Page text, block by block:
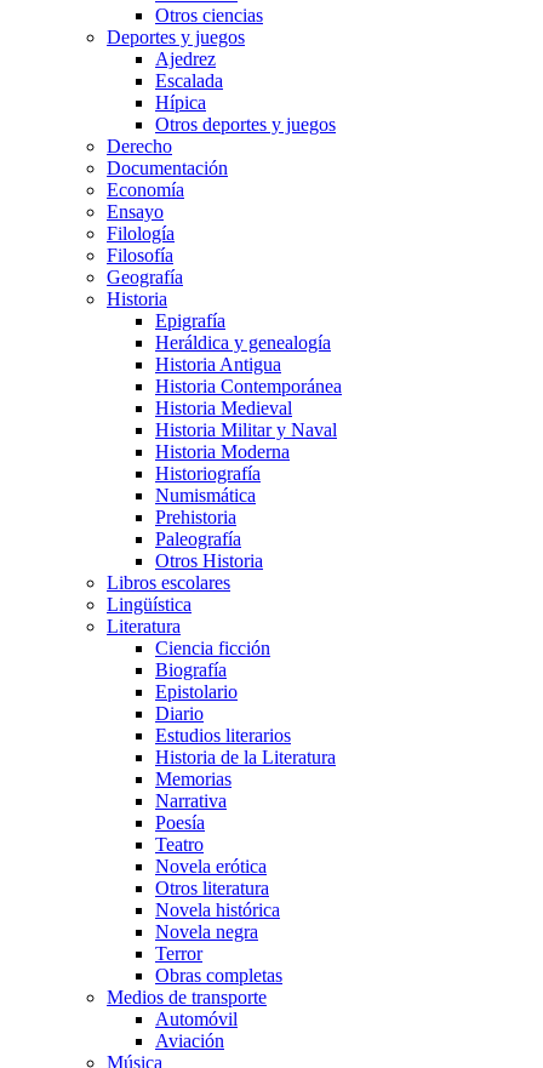
Otros ciencias
Deportes y juegos
Ajedrez
Escalada
Hípica
Otros deportes y juegos
Derecho
Documentación
Economía
Ensayo
Filología
Filosofía
Geografía
Historia
Epigrafía
Heráldica y genealogía
Historia Antigua
Historia Contemporánea
Historia Medieval
Historia Militar y Naval
Historia Moderna
Historiografía
Numismática
Prehistoria
Paleografía
Otros Historia
Libros escolares
Lingüística
Literatura
Ciencia ficción
Biografía
Epistolario
Diario
Estudios literarios
Historia de la Literatura
Memorias
Narrativa
Poesía
Teatro
Novela erótica
Otros literatura
Novela histórica
Novela negra
Terror
Obras completas
Medios de transporte
Automóvil
Aviación
Música